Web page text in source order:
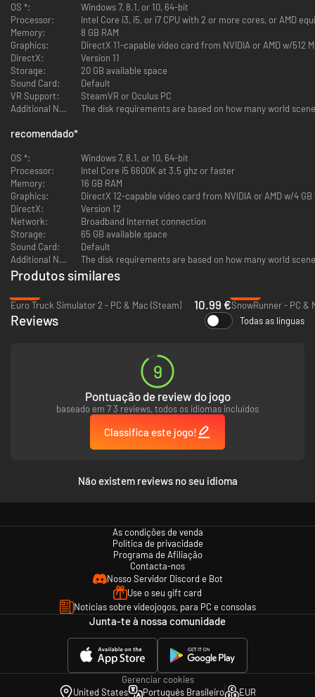
OS *:
Windows 7, 8.1, or 10, 64-bit
Processor:
Intel Core i3, i5, or i7 CPU with 2 or more cores, or AMD
Memory:
8 GB RAM
Graphics:
DirectX 11-capable video card from NVIDIA or AMD w/512
DirectX:
Version 11
Storage:
20 GB available space
Sound Card:
Default
VR Support:
SteamVR or Oculus PC
Additional Notes:
recomendado*
OS *:
Windows 7, 8.1, or 10, 64-bit
Processor:
Intel Core i5 6600K at 3.5 ghz or faster
Memory:
16 GB RAM
Graphics:
DirectX 12-capable video card from NVIDIA or AMD w/4 GB
DirectX:
Version 12
Network:
Broadband Internet connection
Storage:
65 GB available space
Sound Card:
Default
Additional Notes:
Produtos similares
Euro Truck Simulator 2 - PC & Mac (Steam)
10.99 €SnowRunner - PC &
Reviews Todas as línguas
9
Pontuação de review do jogo
baseado em 7 3 reviews, todos os idiomas incluídos
Classifica este jogo!
Não existem reviews no seu idioma
As condições de venda
Política de privacidade
Programa de Afiliação
Contacta-nos
Nosso Servidor Discord e Bot
Use o seu gift card
Notícias sobre videojogos, para PC e consolas
Junta-te à nossa comunidade
Gerenciar cookies
United States
Português Brasileiro EUR